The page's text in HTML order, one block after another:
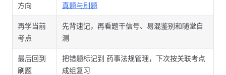
方向
真题与刷题
再学当前
考点
先背速记，再看题干信号、易混鉴别和随堂自
测
最后回到
刷题
把错题标记到 药事法规管理，下次按关联考点
成组复习